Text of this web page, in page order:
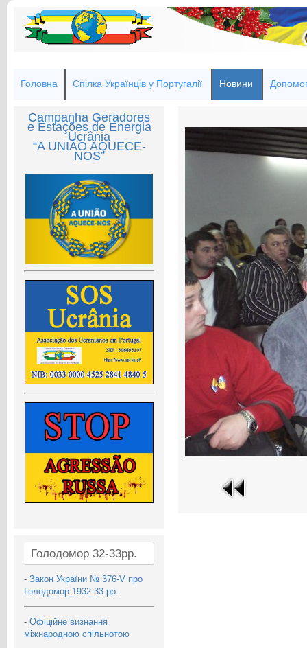
Головна Спілка Українців у Португалії Новини
Campanha Geradores
e Estações de Energia
Ucrânia
“A UNIÃO AQUECE-
NOS”
Голодомор 32-33рр.
- Закон України № 376-V про
Голодомор 1932-33 рр.
- Офіційне визнання
міжнародною спільнотою